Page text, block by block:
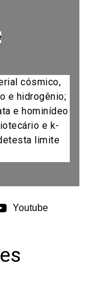
cósmico,
e hidrogênio;
e hominídeo
e k-
limite
Youtube